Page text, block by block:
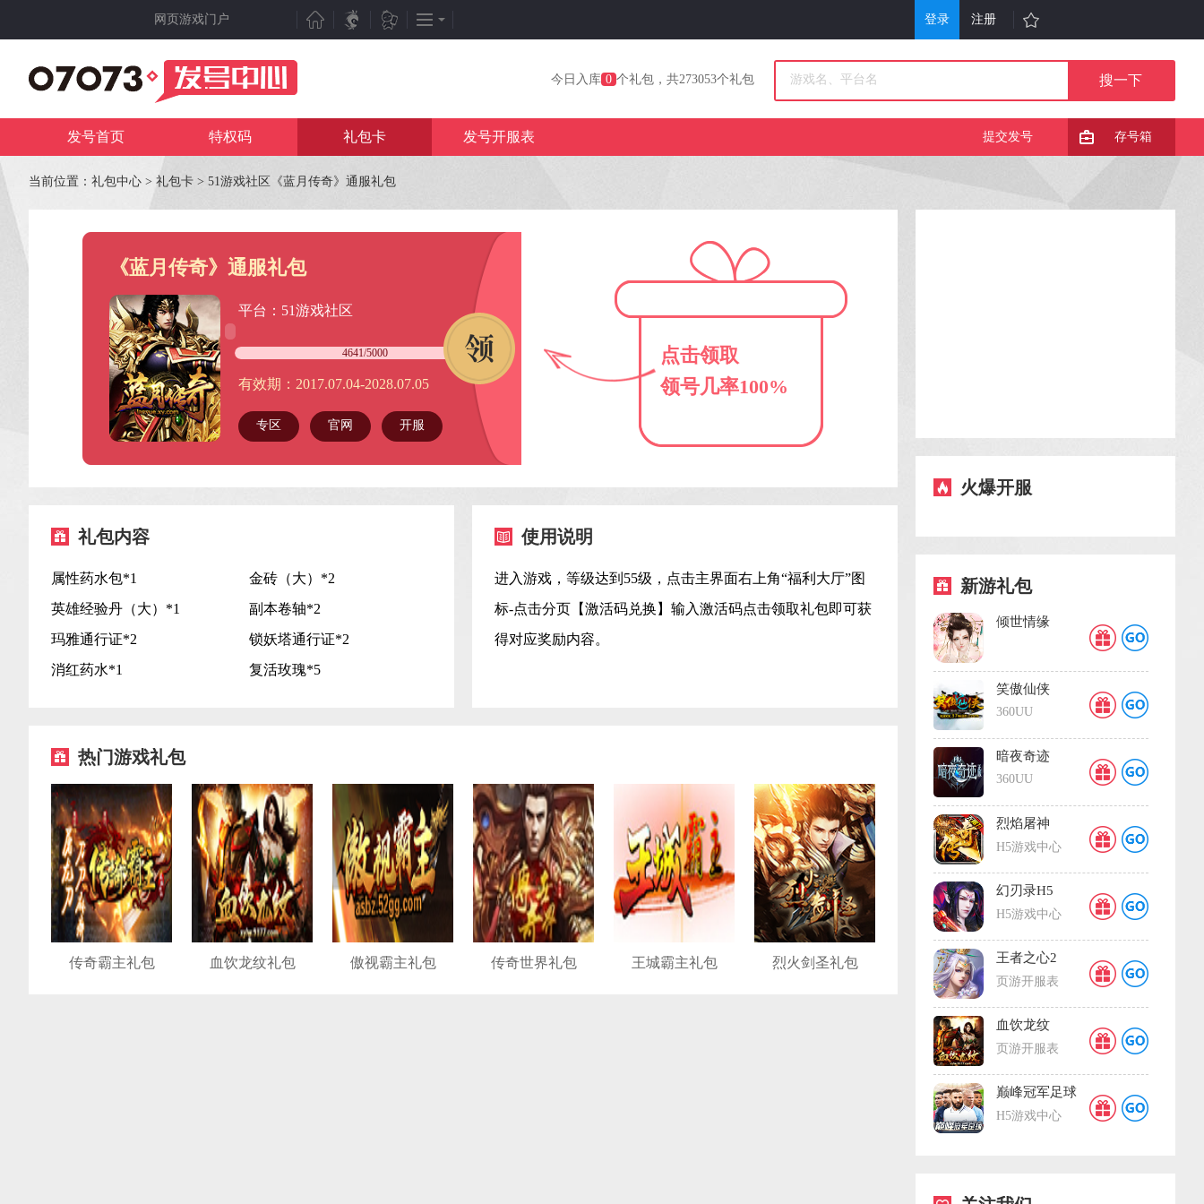
网页游戏门户 登录 注册
新游聚焦
新游点评
新游曝光
新游视频
新游资讯
新游专题
行业动态
07073视点
数据分析
人物专访
新闻周刊
新游竞速
游戏推荐
游戏专题
更多专题
热门专区
我是皇
传奇世界
找游戏
游戏大全
游戏礼包
单机游戏
H5游戏平台
会员中心
今日入库 0 个礼包，共273053个礼包
发号首页 特权码 礼包卡 发号开服表 提交发号 存号箱
当前位置： 礼包中心 > 礼包卡 > 51游戏社区《蓝月传奇》通服礼包
复制
码有问题
我要投诉
查看使用说明
用悟空游戏宝盒，玩游戏快人一步！
提示：
领号成功后尽快使用，3小时后进入淘号库。
您可以在右上角存号箱查找此条卡密。
《蓝月传奇》通服礼包
平台：51游戏社区
4641/5000
有效期：2017.07.04-2028.07.05
专区 官网 开服
点击领取
领号几率100%
礼包内容
属性药水包*1
金砖（大）*2
英雄经验丹（大）*1
副本卷轴*2
玛雅通行证*2
锁妖塔通行证*2
消红药水*1
复活玫瑰*5
使用说明
进入游戏，等级达到55级，点击主界面右上角“福利大厅”图
标-点击分页【激活码兑换】输入激活码点击领取礼包即可获
得对应奖励内容。
热门游戏礼包
传奇霸主礼包 血饮龙纹礼包 傲视霸主礼包 传奇世界礼包 王城霸主礼包 烈火剑圣礼包
火爆开服
新游礼包
倾世情缘
GO
笑傲仙侠
360UU
暗夜奇迹
360UU
GO
烈焰屠神
H5游戏中心
礼品
GO
幻刃录H5
H5游戏中心
礼品
GO
王者之心2
页游开服表
礼品
GO
血饮龙纹
页游开服表
巅峰冠军足球
H5游戏中心